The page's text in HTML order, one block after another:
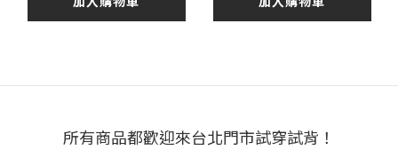
所有商品都歡迎來台北門市試穿試背！